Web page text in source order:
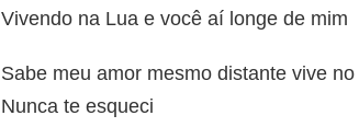
Vivendo na Lua e você aí longe de mim
Sabe meu amor mesmo distante vive
Nunca te esqueci